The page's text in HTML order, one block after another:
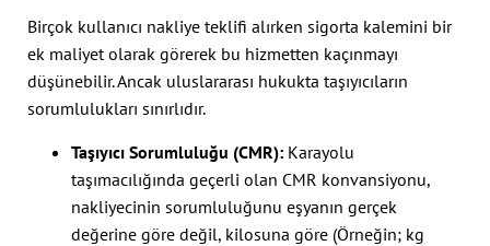
Birçok kullanıcı nakliye teklifi alırken sigorta kalemini bir
ek maliyet olarak görerek bu hizmetten kaçınmayı
düşünebilir. Ancak uluslararası hukukta taşıyıcıların
sorumlulukları sınırlıdır.
Taşıyıcı Sorumluluğu (CMR): Karayolu
taşımacılığında geçerli olan CMR konvansiyonu,
nakliyecinin sorumluluğunu eşyanın gerçek
değerine göre değil, kilosuna göre (Örneğin; kg